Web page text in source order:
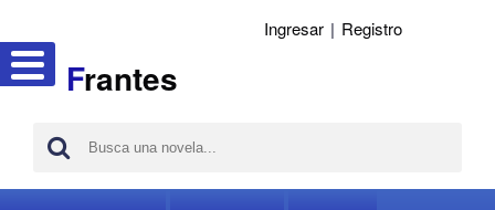
Frantes
Ingresar | Registro